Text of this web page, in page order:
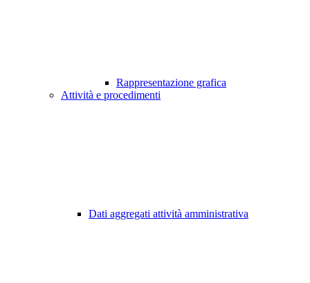
Rappresentazione grafica
Attività e procedimenti
Dati aggregati attività amministrativa